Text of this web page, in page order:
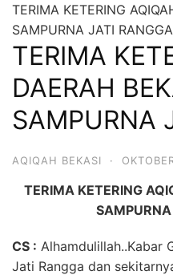
TERIMA KETERING
SAMPURNA JATI RANGGA
TERIMA
DAERAH
SAMPURNA
AQIQAH BEKASI ·
TERIMA KETERING
CS : Alhamdulillah..Kabar
Jati Rangga dan